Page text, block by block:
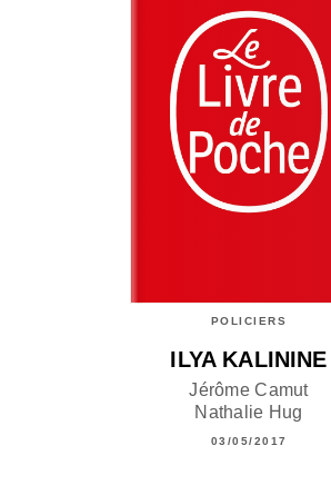
POLICIERS
ILYA KALININE
Jérôme Camut
Nathalie Hug
03/05/2017